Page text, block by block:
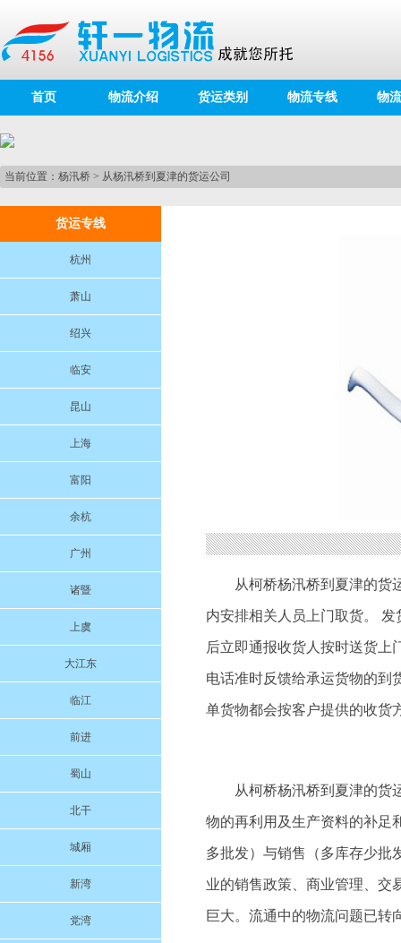
首页 物流介绍 货运类别 物流专线 物
当前位置： 杨汛桥 > 从杨汛桥到夏津的货运公司
货运专线
杭州
萧山
绍兴
临安
昆山
上海
富阳
余杭
广州
诸暨
上虞
大江东
临江
前进
蜀山
北干
城厢
新湾
党湾
从柯桥杨汛桥到夏津的货
内安排相关人员上门取货。
后立即通报收货人按时送货上
电话准时反馈给承运货物的到
单货物都会按客户提供的收货
从柯桥杨汛桥到夏津的货
物的再利用及生产资料的补足
多批发）与销售（多库存少批
业的销售政策、商业管理、交
巨大。流通中的物流问题已转